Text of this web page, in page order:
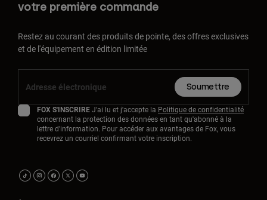
votre première commande
Restez au courant des produits de pointe, des offres exclusives
et de l'équipement en édition limitée
Soumettre
FOX S'INSCRIREJ'ai lu et j'accepte la Politique de confidentialité
concernant la protection des données en tant qu'abonné à la
lettre d'information. Pour accéder aux avantages de Fox, vous
recevrez un courriel confirmant votre inscription.